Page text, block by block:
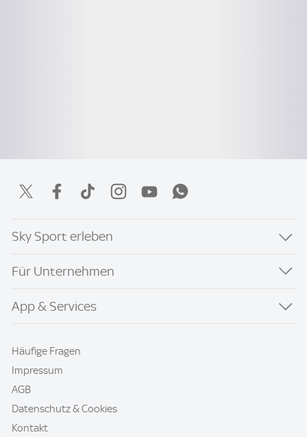
Sky Sport erleben
Für Unternehmen
App & Services
Häufige Fragen
Impressum
AGB
Datenschutz & Cookies
Kontakt